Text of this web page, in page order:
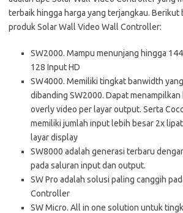
terbaik hingga harga yang terjangkau. Berikut
produk Solar Wall Video Wall Controller:
SW2000. Mampu menunjang hingga
128 Input HD
SW4000. Memiliki tingkat banwidth
dibanding SW2000. Dapat
overly video per layar output. Serta
memiliki jumlah input lebih besar 2x
layar display
SW8000 adalah generasi terbaru
pada saluran input dan output.
SW Pro adalah solusi paling canggih
Controller
SW Micro. All in one solution untuk